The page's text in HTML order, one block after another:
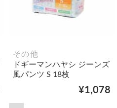
その他
ドギーマンハヤシ ジーンズ
風パンツ S 18枚
¥1,078